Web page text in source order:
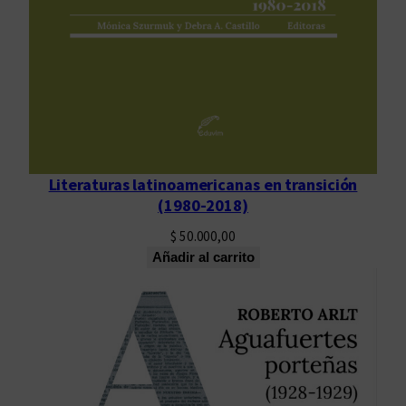
Literaturas latinoamericanas en transición
(1980-2018)
$ 50.000,00
Añadir al carrito